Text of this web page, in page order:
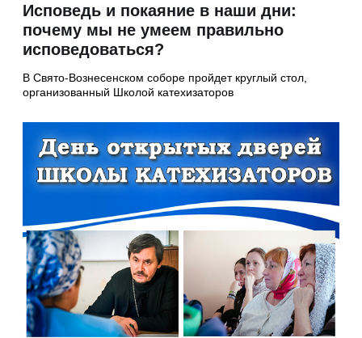
Исповедь и покаяние в наши дни:
почему мы не умеем правильно
исповедоваться?
В Свято-Вознесенском соборе пройдет круглый стол,
организованный Школой катехизаторов